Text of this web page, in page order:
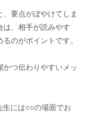
要点がぼやけてしま
は、相手が読みやす
のがポイントです。
かつ伝わりやすいメッ
生には○○の場面でお